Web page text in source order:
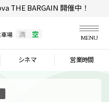
THE BARGAIN 開催中！
場 満 空 MENU
シネマ 営業時間